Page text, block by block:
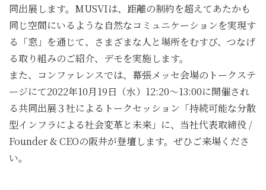
同出展します。 MUSVIは、距離の制約を超えてあたかも
同じ空間にいるような自然なコミュニケーションを実現す
る「窓」を通じて、さまざまな人と場所をむすび、つなげ
る取り組みのご紹介、デモを実施します。
また、コンファレンスでは、幕張メッセ会場のトークステ
ージにて2022年10月19日（水）12:20〜13:00に開催され
る共同出展３社によるトークセッション「持続可能な分散
型インフラによる社会変革と未来」に、当社代表取締役 /
Founder & CEOの阪井が登壇します。ぜひご来場くださ
い。